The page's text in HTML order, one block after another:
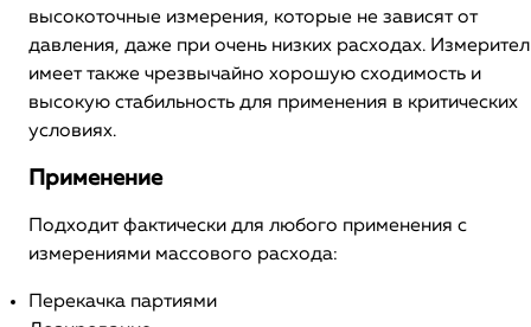
высокоточные измерения, которые не зависят от
давления, даже при очень низких расходах.
имеет также чрезвычайно хорошую сходимость и
высокую стабильность для применения в критических
условиях.
Применение
Подходит фактически для любого применения с
измерениями массового расхода:
Перекачка партиями